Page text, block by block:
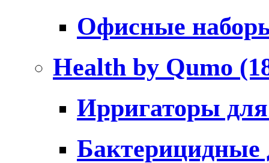
Офисные
Health by Qumo
Ирригаторы